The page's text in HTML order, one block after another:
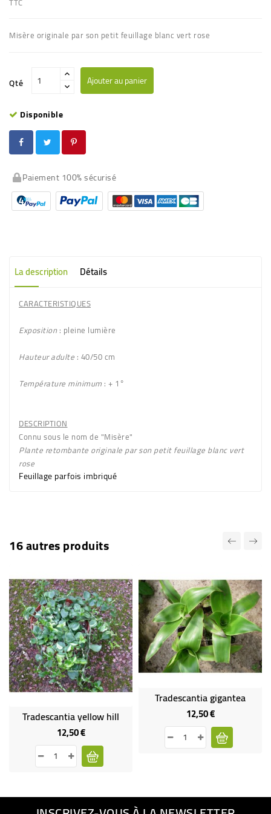
Misère originale par son petit feuillage blanc vert rose
Qté Ajouter au panier
Disponible
Paiement 100% sécurisé
La description Détails
CARACTERISTIQUES
Exposition: pleine lumière
Hauteur adulte : 40/50 cm
Température minimum : + 1°
DESCRIPTION
Connu sous le nom de "Misère"
Plante retombante originale parson petit feuillage blanc vert
rose
Feuillage parfois imbriqué
16 autres produits
Tradescantia yellow hill
12,50 €Prix
Tradescantia gigantea
12,50 €Prix